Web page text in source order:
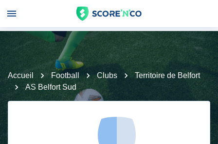
Accueil Football Clubs
Territoire de Belfort
AS Belfort Sud